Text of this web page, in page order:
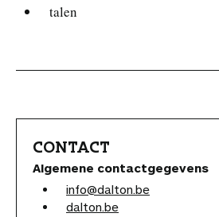
talen
CONTACT
Algemene contactgegevens
info@dalton.be
dalton.be